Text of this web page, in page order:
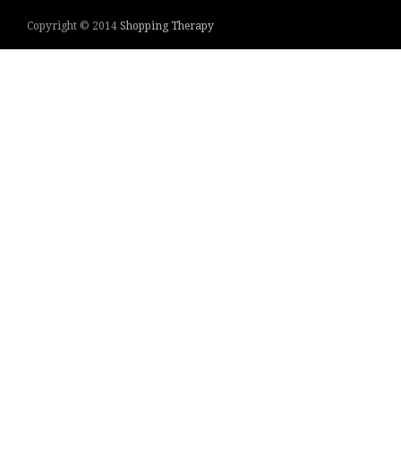
Copyright © 2014 Shopping Therapy